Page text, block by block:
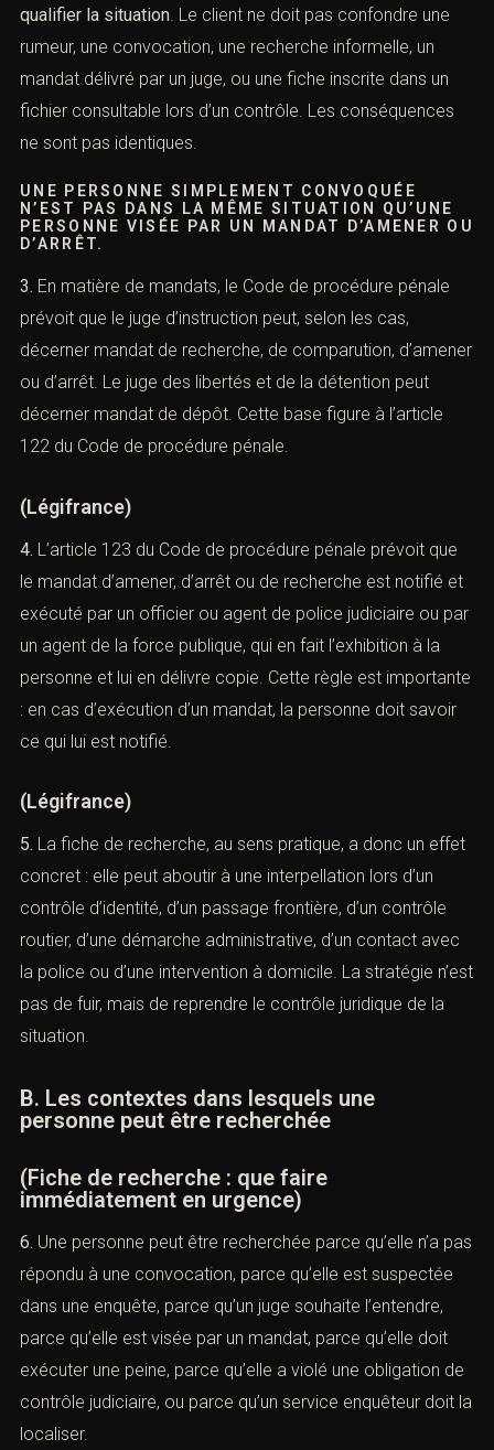
2.La première mission de l’avocat consiste donc à
qualifier la situation. Le client ne doit pas confondre une
rumeur, une convocation, une recherche informelle, un
mandat délivré par un juge, ou une fiche inscrite dans un
fichier consultable lors d’un contrôle. Les conséquences
UNE PERSONNE SIMPLEMENT CONVOQUÉE
N’EST PAS DANS LA MÊME SITUATION QU’UNE
3.En matière de mandats, le Code de procédure pénale
prévoit que le juge d’instruction peut, selon les cas,
décerner mandat de recherche, de comparution,
d’amener ou d’arrêt. Le juge des libertés et de la
détention peut décerner mandat de dépôt. Cette base
(Légifrance)
4. L’article 123 du Code de procédure pénale prévoit que
le mandat d’amener, d’arrêt ou de recherche est notifié
et exécuté par un officier ou agent de police judiciaire
ou par un agent de la force publique, qui en fait
l’exhibition à la personne et lui en délivre copie. Cette
règle est importante : en cas d’exécution d’un mandat, la
(Légifrance
5.La fiche de recherche, au sens pratique, a donc un
effet concret : elle peut aboutir à une interpellation lors
d’un contrôle d’identité, d’un passage frontière, d’un
contrôle routier, d’une démarche administrative, d’un
contact avec la police ou d’une intervention à domicile.
La stratégie n’est pas de fuir, mais de reprendre le
B. Les contextes dans lesquels une
(Fiche de recherche : que faire
immédiatement en urgence)
6.Une personne peut être recherchée parce qu’elle n’a
pas répondu à une convocation, parce qu’elle est
suspectée dans une enquête, parce qu’un juge souhaite
l’entendre, parce qu’elle est visée par un mandat, parce
qu’elle doit exécuter une peine, parce qu’elle a violé une
obligation de contrôle judiciaire, ou parce qu’un service